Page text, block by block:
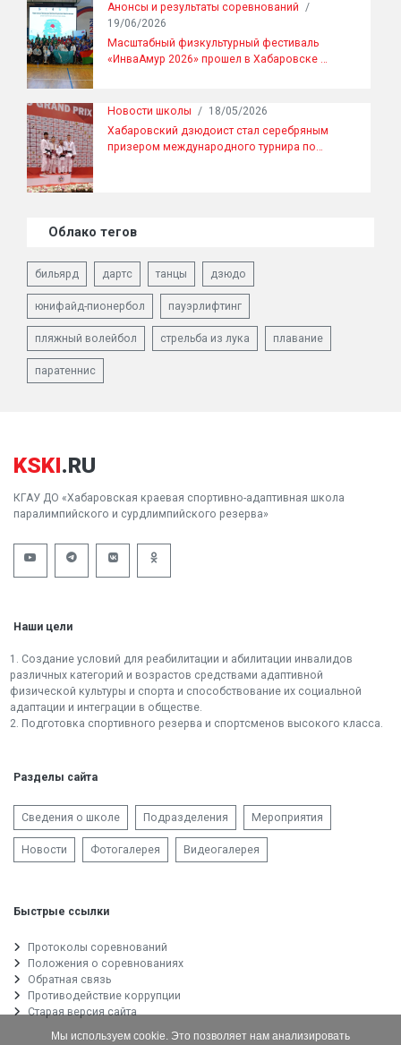
Анонсы и результаты соревнований /
19/06/2026
Масштабный физкультурный фестиваль
«ИнваАмур 2026» прошел в Хабаровске …
Новости школы / 18/05/2026
Хабаровский дзюдоист стал серебряным
призером международного турнира по…
Облако тегов
бильярд дартс танцы дзюдо
юнифайд-пионербол пауэрлифтинг
пляжный волейбол стрельба из лука плавание
паратеннис
KSKI.RU
КГАУ ДО «Хабаровская краевая спортивно-адаптивная школа
паралимпийского и сурдлимпийского резерва»
Наши цели
1. Создание условий для реабилитации и абилитации инвалидов
различных категорий и возрастов средствами адаптивной
физической культуры и спорта и способствование их социальной
адаптации и интеграции в обществе.
2. Подготовка спортивного резерва и спортсменов высокого класса.
Разделы сайта
Сведения о школе Подразделения Мероприятия
Новости Фотогалерея Видеогалерея
Быстрые ссылки
Протоколы соревнований
Положения о соревнованиях
Обратная связь
Противодействие коррупции
Старая версия сайта
Мы используем cookie. Это позволяет нам анализировать